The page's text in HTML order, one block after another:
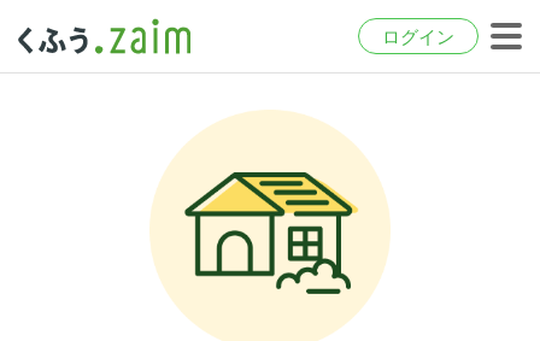
ログイン